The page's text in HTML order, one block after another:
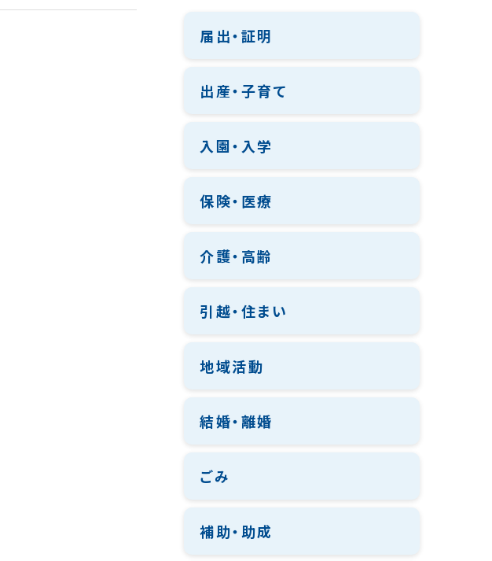
届出・証明
出産・子育て
入園・入学
保険・医療
介護・高齢
引越・住まい
地域活動
結婚・離婚
ごみ
補助・助成